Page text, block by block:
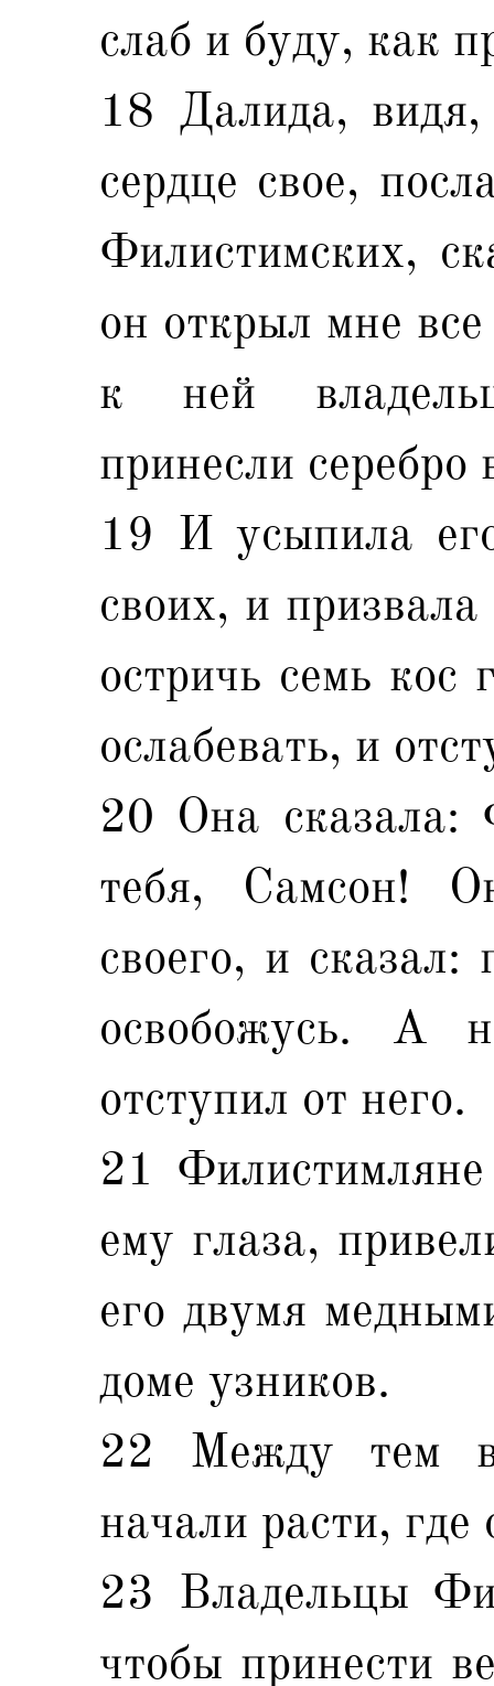
слаб и буду, как
18 Далида,
сердце свое,
Филистимских,
он открыл мне
к ней
принесли серебро
19 И усыпила
своих, и
остричь семь
ослабевать, и
20 Она сказала:
тебя, Самсон!
своего, и
освобожусь. А
отступил от него.
21
ему глаза,
его двумя
доме узников.
22 Между тем
начали расти,
23 Владельцы
чтобы принести